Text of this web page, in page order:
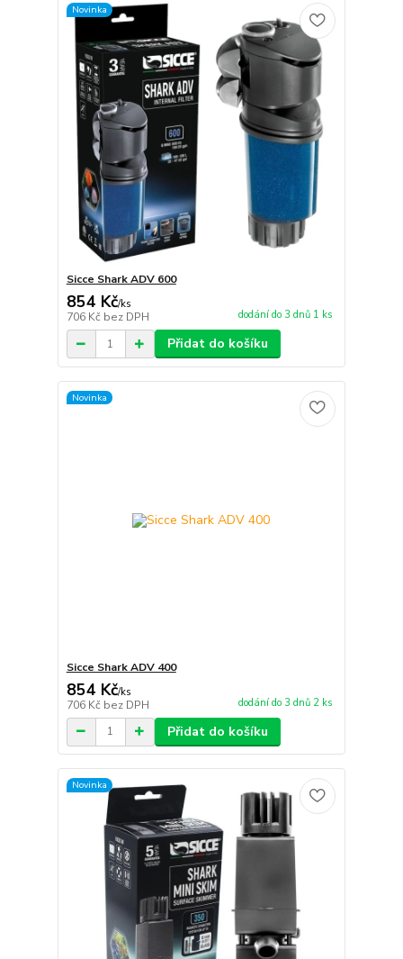
Novinka
Sicce Shark ADV 600
854 Kč/ks
706 Kč bez DPH dodání do 3 dnů 1 ks
Přidat do košíku
Novinka
Sicce Shark ADV 400
854 Kč/ks
706 Kč bez DPH dodání do 3 dnů 2 ks
Přidat do košíku
Novinka